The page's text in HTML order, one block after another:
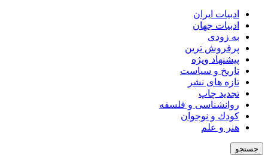
ادبیات ایران
ادبیات جهان
به زودی
پرفروش ترین
پیشنهاد ویژه
تاریخ و سیاست
تازه های نشر
تجدید چاپ
روانشناسی و فلسفه
کودك و نوجوان
هنر و علم
جستجو